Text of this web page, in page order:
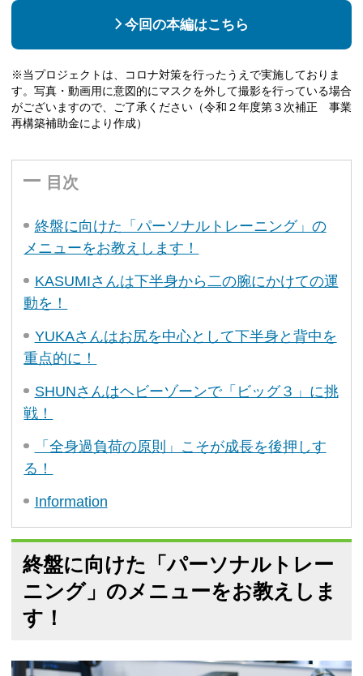
今回の本編はこちら
※当プロジェクトは、コロナ対策を行ったうえで実施しておりま
す。写真・動画用に意図的にマスクを外して撮影を行っている場合
がございますので、ご了承ください（令和２年度第３次補正 事業
再構築補助金により作成）
目次
終盤に向けた「パーソナルトレーニング」の
メニューをお教えします！
KASUMIさんは下半身から二の腕にかけての運
動を！
YUKAさんはお尻を中心として下半身と背中を
重点的に！
SHUNさんはヘビーゾーンで「ビッグ３」に挑
戦！
「全身過負荷の原則」こそが成長を後押しす
る！
Information
終盤に向けた「パーソナルトレー
ニング」のメニューをお教えしま
す！